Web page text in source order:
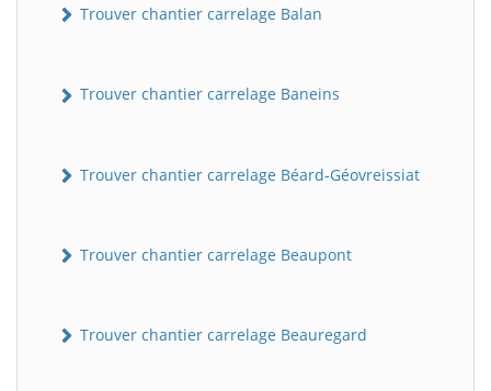
Trouver chantier carrelage Balan
Trouver chantier carrelage Baneins
Trouver chantier carrelage Béard-Géovreissiat
Trouver chantier carrelage Beaupont
Trouver chantier carrelage Beauregard